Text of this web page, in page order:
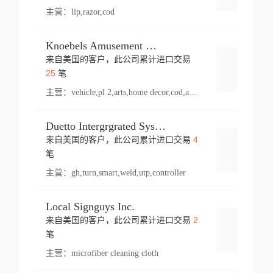
主营： lip,razor,cod
Knoebels Amusement Resort
来自美国的客户，此公司累计进口交易
25笔
主营： vehicle,pl 2,arts,home decor,cod,amusement ride,sea
Duetto Intergrgrated Systems Inc.
来自美国的客户，此公司累计进口交易 4
笔
主营： gh,turn,smart,weld,utp,controller
Local Signguys Inc.
来自美国的客户，此公司累计进口交易 2
笔
主营： microfiber cleaning cloth